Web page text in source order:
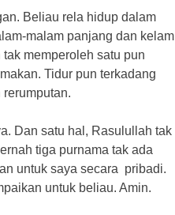
Beliau rela hidup dalam
malam panjang dan kelam
tak memperoleh satu pun
Tidur pun terkadang
Dan satu hal , Rasulullah tak
tiga purnama tak ada
untuk saya secara pribadi.
untuk beliau. Amin.